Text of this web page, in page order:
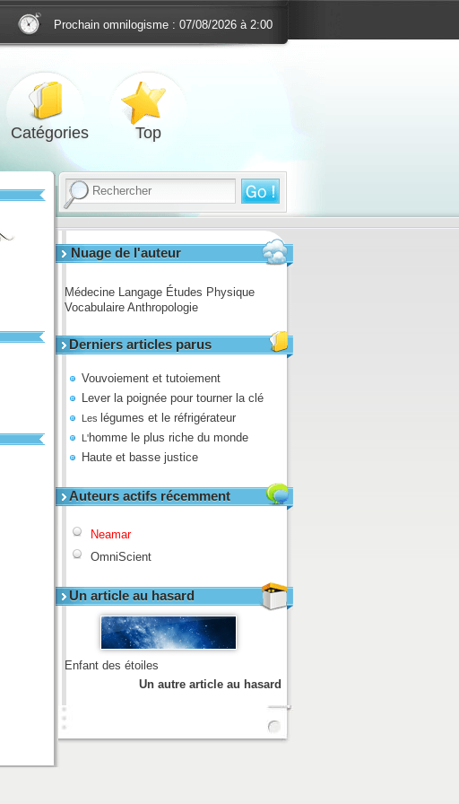
Prochain omnilogisme : 07/08/2026 à 2:00
Catégories Top
Nuage de l'auteur
Médecine Langage Études Physique
Vocabulaire Anthropologie
Derniers articles parus
Vouvoiement et tutoiement
Lever la poignée pour tourner la clé
Les légumes et le réfrigérateur
L'homme le plus riche du monde
Haute et basse justice
Auteurs actifs récemment
Neamar
OmniScient
Un article au hasard
Enfant des étoiles
Un autre article au hasard